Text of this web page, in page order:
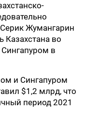
Жумангарин
Казахстана во
в
и Сингапуром
$1,2 млрд, что
период 2021